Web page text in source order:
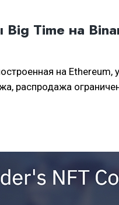
Big Time на
на Ethereum,
распродажа